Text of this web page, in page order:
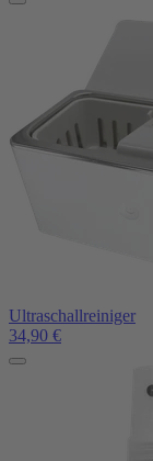
Ultraschallreiniger
34,90 €